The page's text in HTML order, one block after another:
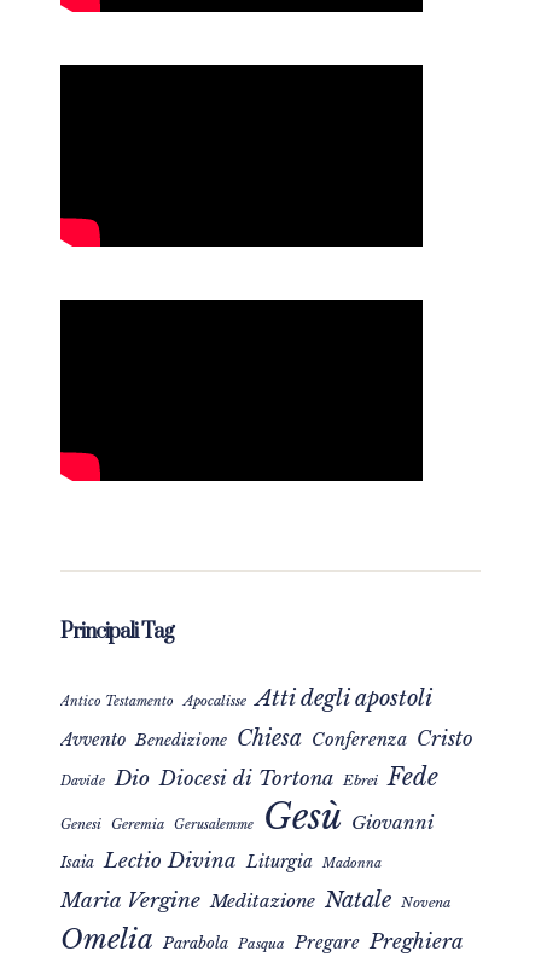
Principali Tag
Antico Testamento Apocalisse Atti degli apostoli
Avvento Benedizione Chiesa Conferenza Cristo
Davide Dio Diocesi di Tortona Ebrei Fede
Genesi Geremia Gerusalemme Gesù Giovanni
Isaia Lectio Divina Liturgia Madonna
Maria Vergine Meditazione Natale Novena
Omelia Parabola Pasqua Pregare Preghiera